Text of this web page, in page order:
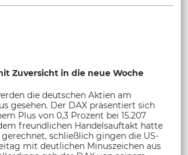
Zuversicht in die neue Woche
die deutschen Aktien am
gesehen. Der DAX präsentiert sich
Plus von 0,3 Prozent bei 15.207
freundlichen Handelsauftakt hatte
schließlich gingen die US-
mit deutlichen Minuszeichen aus